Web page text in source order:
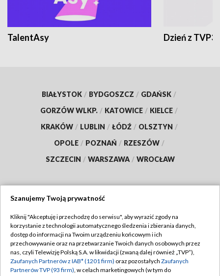
TalentAsy Dzień z TVP3
BIAŁYSTOK / BYDGOSZCZ / GDAŃSK /
GORZÓW WLKP. / KATOWICE / KIELCE /
KRAKÓW / LUBLIN / ŁÓDŹ / OLSZTYN /
OPOLE / POZNAŃ / RZESZÓW /
SZCZECIN / WARSZAWA / WROCŁAW
TVP
Abonament TVP
Emisja w TVP
Regulamin TVP
Polityka prywatności
Szanujemy Twoją prywatność
Kliknij "Akceptuję i przechodzę do serwisu", aby wyrazić zgody na
korzystanie z technologii automatycznego śledzenia i zbierania danych,
dostęp do informacji na Twoim urządzeniu końcowym i ich
przechowywanie oraz na przetwarzanie Twoich danych osobowych przez
nas, czyli Telewizję Polską S.A. w likwidacji (zwaną dalej również „TVP”),
Zaufanych Partnerów z IAB* (1201 firm) oraz pozostałych Zaufanych
Partnerów TVP (93 firm), w celach marketingowych (w tym do